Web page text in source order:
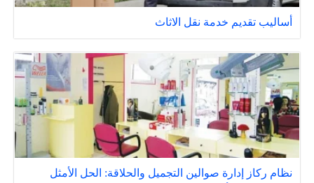
أساليب تقديم خدمة نقل الاثاث
نظام ركاز إدارة صوالين التجميل والحلاقة: الحل الأمثل